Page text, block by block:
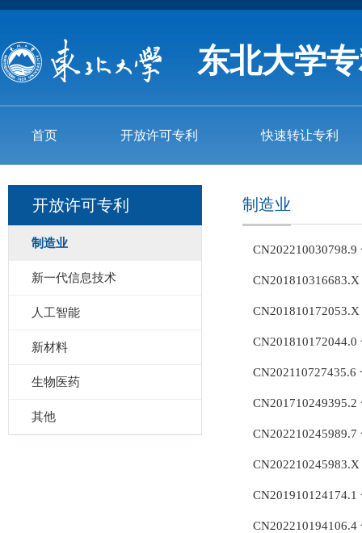
东北大学
首页 开放许可专利 快速转让专利
开放许可专利
制造业
新一代信息技术
人工智能
新材料
生物医药
其他
制造业